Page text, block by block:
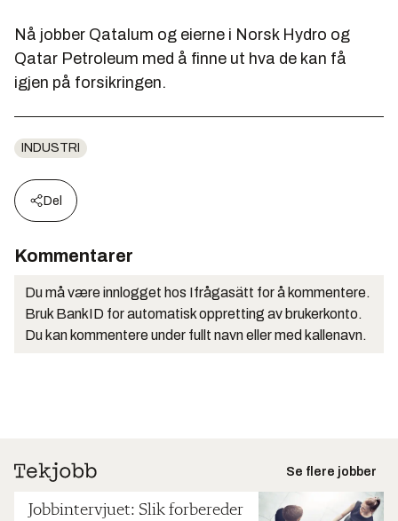
Nå jobber Qatalum og eierne i Norsk Hydro og
Qatar Petroleum med å finne ut hva de kan få
igjen på forsikringen.
INDUSTRI
Del
Kommentarer
Du må være innlogget hos Ifrågasätt for å kommentere.
Bruk BankID for automatisk oppretting av brukerkonto.
Du kan kommentere under fullt navn eller med kallenavn.
Se flere jobber
Jobbintervjuet: Slik forbereder